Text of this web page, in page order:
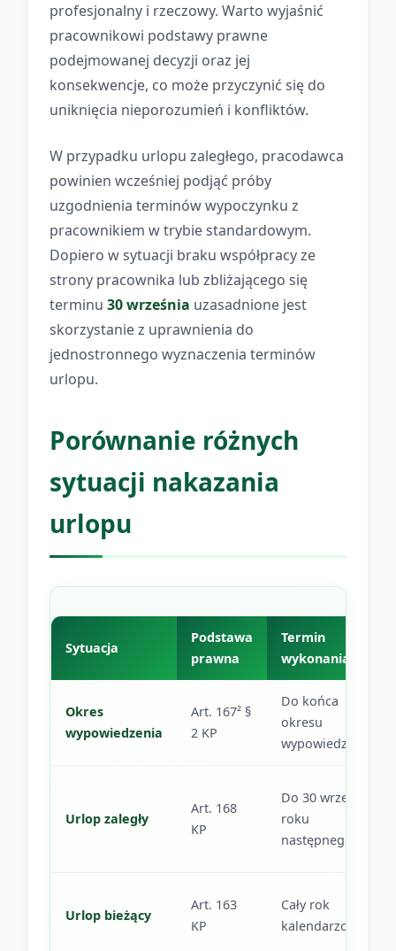
profesjonalny i rzeczowy. Warto wyjaśnić
pracownikowi podstawy prawne
podejmowanej decyzji oraz jej
konsekwencje, co może przyczynić się do
uniknięcia nieporozumień i konfliktów.
W przypadku urlopu zaległego, pracodawca
powinien wcześniej podjąć próby
uzgodnienia terminów wypoczynku z
pracownikiem w trybie standardowym.
Dopiero w sytuacji braku współpracy ze
strony pracownika lub zbliżającego się
terminu 30 września uzasadnione jest
skorzystanie z uprawnienia do
jednostronnego wyznaczenia terminów
urlopu.
Porównanie różnych
sytuacji nakazania
urlopu
Sytuacja
Podstawa
prawna
Termin
wykonania
Okres
wypowiedzenia
Art. 167² §
2 KP
Do końca
okresu
wypowiedzenia
Urlop zaległy
Art. 168
KP
Do 30 września
roku
następnego
Urlop bieżący
Art. 163
KP
Cały rok
kalendarzowy